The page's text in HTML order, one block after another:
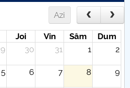
Azi
Joi Vin Sâm
Dum
30 31 1 2
5 6 7 8 9